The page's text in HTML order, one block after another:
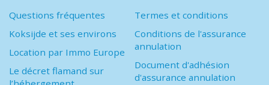
Questions fréquentes
Koksijde et ses environs
Location par Immo Europe
Le décret flamand sur
Termes et conditions
Conditions de l'assurance
annulation
Document d'adhésion
d'assurance annulation